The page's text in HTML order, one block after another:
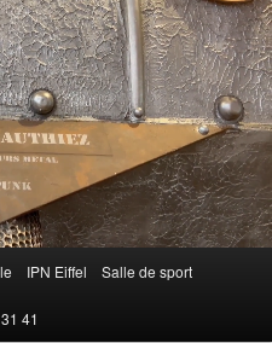
IPN Eiffel Salle de sport
41